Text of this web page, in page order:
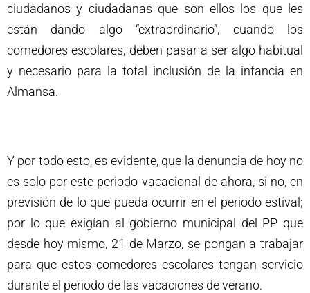
ciudadanos y ciudadanas que son ellos los que les
están dando algo “extraordinario”, cuando los
comedores escolares, deben pasar a ser algo habitual
y necesario para la total inclusión de la infancia en
Almansa.
Y por todo esto, es evidente, que la denuncia de hoy no
es solo por este periodo vacacional de ahora, si no, en
previsión de lo que pueda ocurrir en el periodo estival;
por lo que exigían al gobierno municipal del PP que
desde hoy mismo, 21 de Marzo, se pongan a trabajar
para que estos comedores escolares tengan servicio
durante el periodo de las vacaciones de verano.